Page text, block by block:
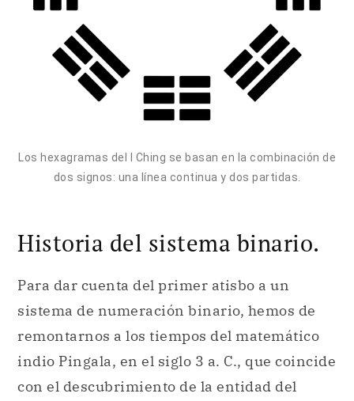
Los hexagramas del I Ching se basan en la combinación de
dos signos: una línea continua y dos partidas.
Historia del sistema binario.
Para dar cuenta del primer atisbo a un
sistema de numeración binario, hemos de
remontarnos a los tiempos del matemático
indio Pingala, en el siglo 3 a. C., que coincide
con el descubrimiento de la entidad del